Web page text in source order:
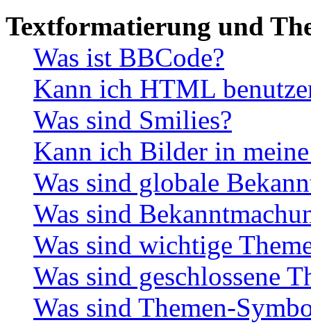
Textformatierung und
Was ist BBCode?
Kann ich HTML
Was sind Smilies?
Kann ich Bilder in
Was sind globale
Was sind
Was sind wichtige
Was sind geschlossene
Was sind Themen-